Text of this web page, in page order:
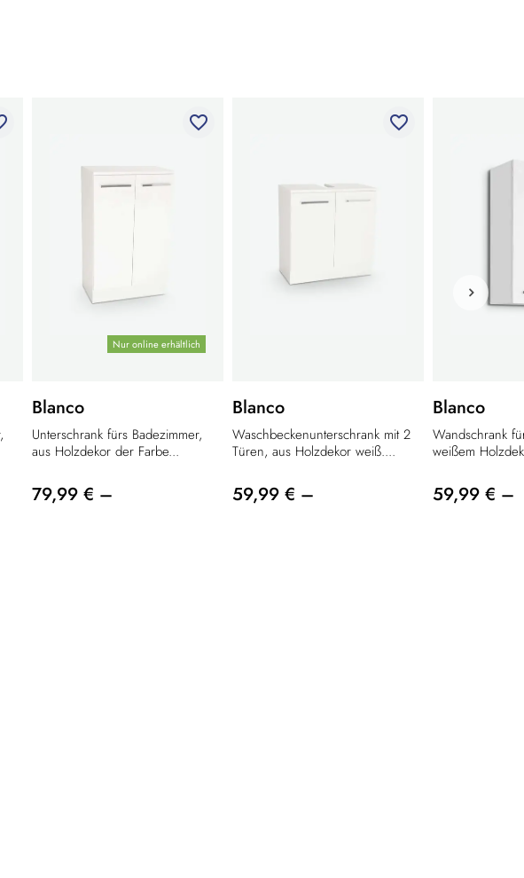
Nur online erhältlich
favorite_border
Blanco
Unterschrank fürs Badezimmer,
aus Holzdekor der Farbe...
79,99 € –
favorite_border
Blanco
Waschbeckenunterschrank mit 2
Türen, aus Holzdekor weiß....
59,99 € –
Blanco
Wandschrank
weißem
59,99 € –